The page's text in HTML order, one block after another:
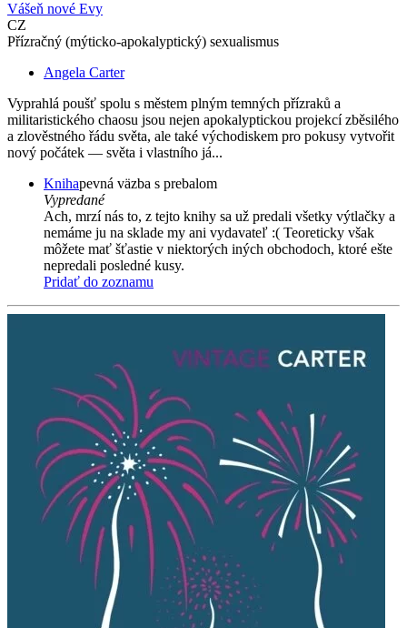
Vášeň nové Evy
CZ
Přízračný (mýticko-apokalyptický) sexualismus
Angela Carter
Vyprahlá poušť spolu s městem plným temných přízraků a
militaristického chaosu jsou nejen apokalyptickou projekcí zběsilého
a zlověstného řádu světa, ale také východiskem pro pokusy vytvořit
nový počátek — světa i vlastního já...
Knihapevná väzba s prebalom
Vypredané
Ach, mrzí nás to, z tejto knihy sa už predali všetky výtlačky a
nemáme ju na sklade my ani vydavateľ :( Teoreticky však
môžete mať šťastie v niektorých iných obchodoch, ktoré ešte
nepredali posledné kusy.
Pridať do zoznamu